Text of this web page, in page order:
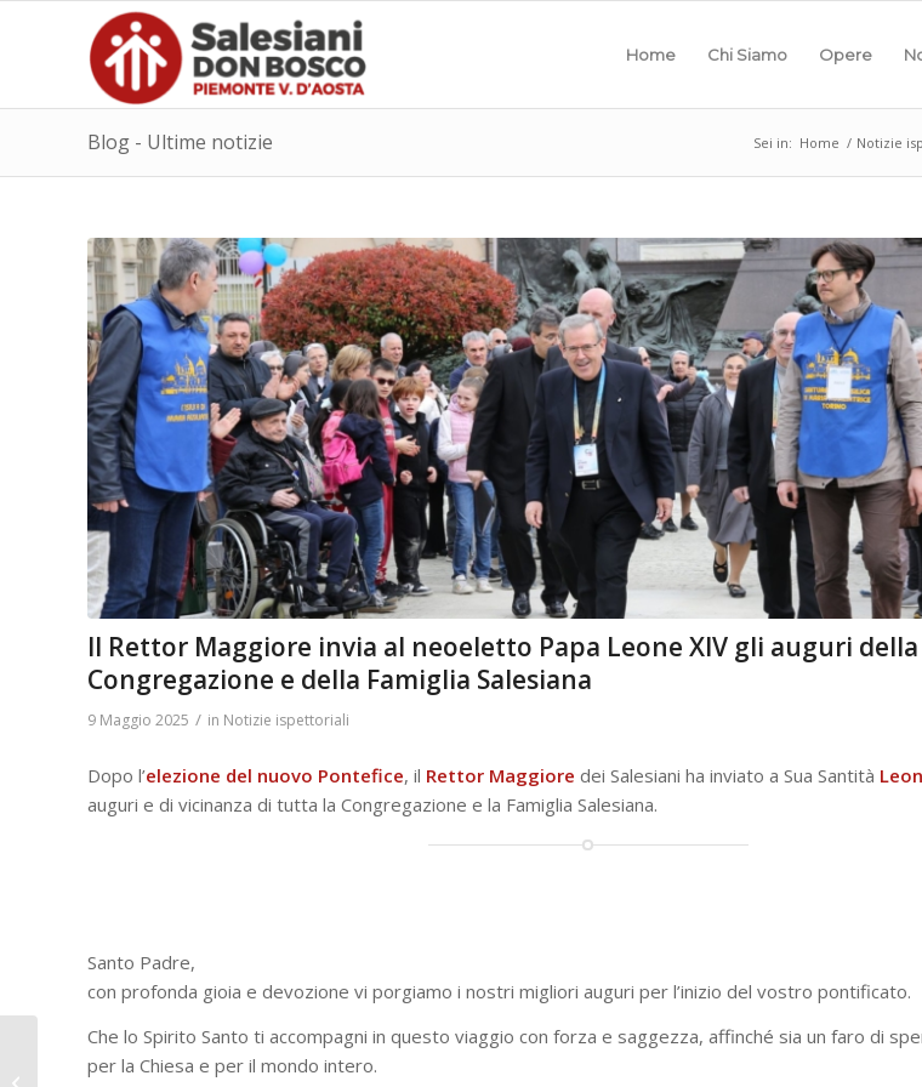
Home Chi Siamo Opere
Blog - Ultime notizie Sei in: Home / Notizie
Il Rettor Maggiore invia al neoeletto Papa Leone XIV gli auguri della
Congregazione e della Famiglia Salesiana
9 Maggio 2025 / in Notizie ispettoriali
Dopo l’elezione del nuovo Pontefice, il Rettor Maggiore dei Salesiani ha inviato a Sua Santità
auguri e di vicinanza di tutta la Congregazione e la Famiglia Salesiana.
Santo Padre,
con profonda gioia e devozione vi porgiamo i nostri migliori auguri per l’inizio del vostro pontificato.
Che lo Spirito Santo ti accompagni in questo viaggio con forza e saggezza, affinché sia un faro di
per la Chiesa e per il mondo intero.
Basilica Maria
Ausiliatrice: incontro